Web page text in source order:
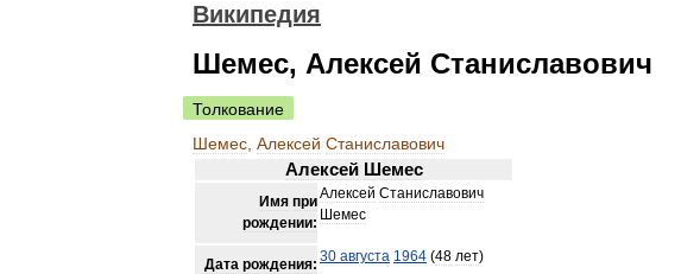
Википедия
Шемес, Алексей Станиславович
Толкование
Шемес Алексей Станиславович
Алексей Шемес
Имя при
рождении:
Алексей Станиславович
Шемес
Дата рождения: 30 августа 1964 (48 лет)